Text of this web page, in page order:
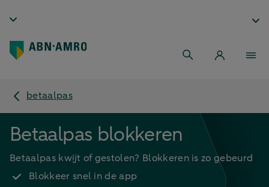
betaalpas
Betaalpas blokkeren
Betaalpas kwijt of gestolen? Blokkeren is zo gebeurd
Blokkeer snel in de app